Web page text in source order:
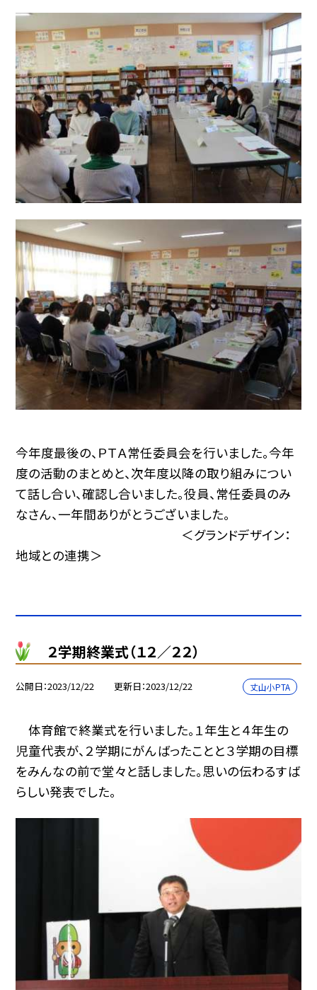
今年度最後の、ＰＴＡ常任委員会を行いました。今年
度の活動のまとめと、次年度以降の取り組みについ
て話し合い、確認し合いました。役員、常任委員のみ
なさん、一年間ありがとうございました。
＜グランドデザイン：
地域との連携＞
２学期終業式（１２／２２）
公開日 2023/12/22 更新日 2023/12/22 丈山小PTA
体育館で終業式を行いました。１年生と４年生の
児童代表が、２学期にがんばったことと３学期の目標
をみんなの前で堂々と話しました。思いの伝わるすば
らしい発表でした。